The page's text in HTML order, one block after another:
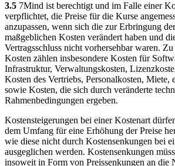
3.5 7Mind ist berechtigt und im Falle einer
verpflichtet, die Preise für die Kurse
anzupassen, wenn sich die zur Erbringung
maßgeblichen Kosten verändert haben und
Vertragsschluss nicht vorhersehbar waren.
Kosten zählen insbesondere Kosten für
Infrastruktur, Verwaltungskosten,
Kosten des Vertriebs, Personalkosten, Miete,
sowie Kosten, die sich durch veränderte
Rahmenbedingungen ergeben.
Kostensteigerungen bei einer Kostenart
dem Umfang für eine Erhöhung der Preise
wie diese nicht durch Kostensenkungen bei
ausgeglichen werden. Kostensenkungen
insoweit in Form von Preissenkungen an die